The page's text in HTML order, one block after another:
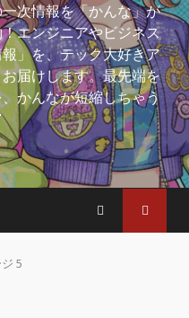
次情報を「かんな」が
エンジニアやビジネス
」を、テック大好きア
届けします。最先端を
かんなが短縮しちゃう
5